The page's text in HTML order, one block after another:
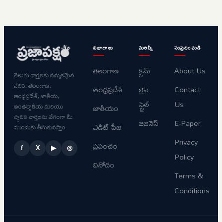
తెలుగు వార్తలకు నమ్మకమైన
వేదిక. తెలంగాణ,
ఆంధ్రప్రదేశ్, జాతీయ,
అంతర్జాతీయ మరియు
స్థానిక వార్తలను వేగంగా మీ
ముందుకు తీసుకువస్తాం.
f X ▶ ◎
విభాగాలు
తెలంగాణ
ఆంధ్రప్రదేశ్
జాతీయం
ఎడిట్ పేజి
ప్రపంచం
వినోదం
మరిన్నీ
క్రైమ్
లైఫ్
స్టైల్
బిజినెస్
సంప్రదించండి
About Us
Contact
Us
E-Paper
Privacy
Policy
Terms &
Conditions